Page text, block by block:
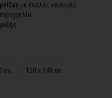
με πολλές επιλογές
εκ. 100 x 140 εκ.